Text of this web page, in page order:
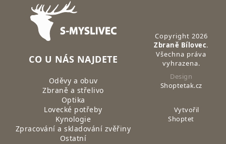
Zápatí
CO U NÁS NAJDETE
Oděvy a obuv
Zbraně a střelivo
Optika
Lovecké potřeby
Kynologie
Zpracování a skladování zvěřiny
Ostatní
Copyright 2026
Zbraně Bílovec.
Všechna práva
vyhrazena.
Design
Shoptetak.cz
Vytvořil
Shoptet